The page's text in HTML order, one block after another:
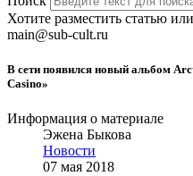
Хотите разместить статью
main@sub-cult.ru
В сети появился новый альбом
Casino»
Информация о материале
Эжена Быкова
Новости
07 мая 2018